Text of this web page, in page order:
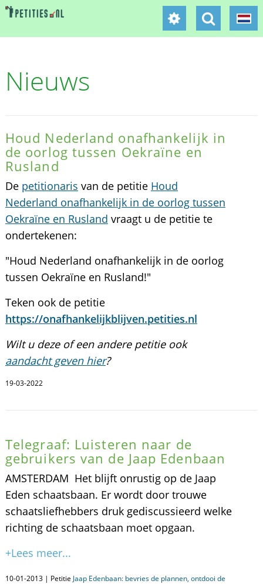
Nieuws
Houd Nederland onafhankelijk in
de oorlog tussen Oekraïne en
Rusland
De petitionaris van de petitie Houd
Nederland onafhankelijk in de oorlog tussen
Oekraïne en Rusland vraagt u de petitie te
ondertekenen:
"Houd Nederland onafhankelijk in de oorlog
tussen Oekraïne en Rusland!"
Teken ook de petitie
https://onafhankelijkblijven.petities.nl
Wilt u deze of een andere petitie ook
aandacht geven hier?
19-03-2022
Telegraaf: Luisteren naar de
gebruikers van de Jaap Edenbaan
AMSTERDAM  Het blijft onrustig op de Jaap
Eden schaatsbaan. Er wordt door trouwe
schaatsliefhebbers druk gediscussieerd welke
richting de schaatsbaan moet opgaan.
+Lees meer...
10-01-2013 | Petitie Jaap Edenbaan: bevries de plannen, ontdooi de